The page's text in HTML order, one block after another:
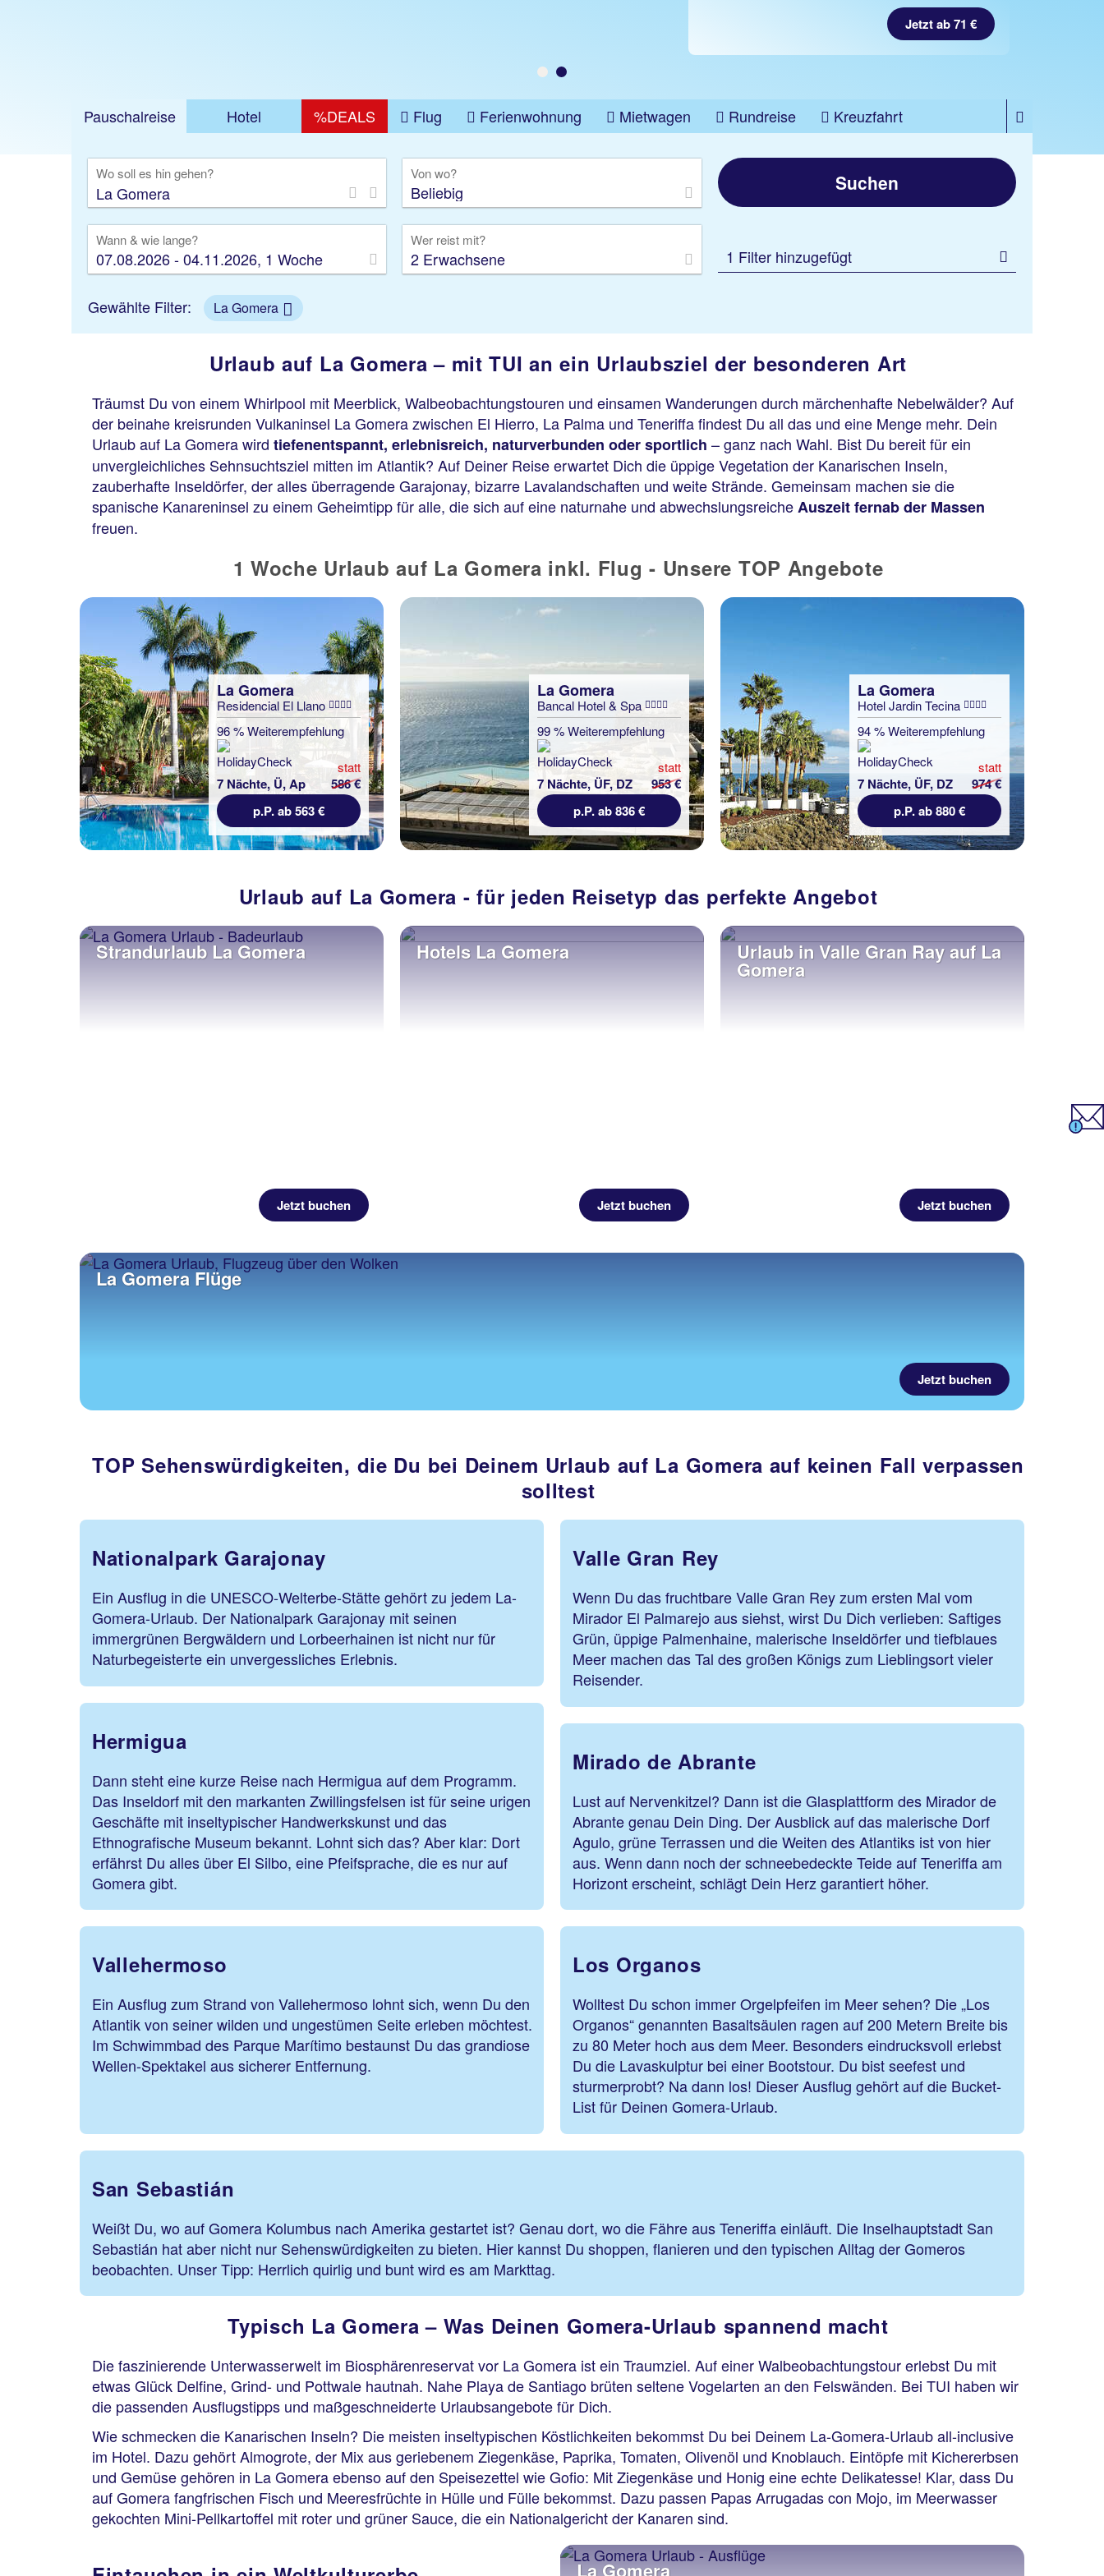
Jetzt ab 71 €
Pauschalreise Hotel %DEALS Flug Ferienwohnung Mietwagen Rundreise
Kreuzfahrt
Wo soll es hin gehen? Von wo?
Beliebig
Wann & wie lange?
07.08.2026 - 04.11.2026, 1 Woche
Wer reist mit?
2 Erwachsene
Suchen
1 Filter hinzugefügt
Gewählte Filter: La Gomera
Urlaub auf La Gomera – mit TUI an ein Urlaubsziel der besonderen Art
Träumst Du von einem Whirlpool mit Meerblick, Walbeobachtungstouren und einsamen Wanderungen durch märchenhafte Nebelwälder? Auf
der beinahe kreisrunden Vulkaninsel La Gomera zwischen El Hierro, La Palma und Teneriffa findest Du all das und eine Menge mehr. Dein
Urlaub auf La Gomera wird tiefenentspannt, erlebnisreich, naturverbunden oder sportlich – ganz nach Wahl. Bist Du bereit für ein
unvergleichliches Sehnsuchtsziel mitten im Atlantik? Auf Deiner Reise erwartet Dich die üppige Vegetation der Kanarischen Inseln,
zauberhafte Inseldörfer, der alles überragende Garajonay, bizarre Lavalandschaften und weite Strände. Gemeinsam machen sie die
spanische Kanareninsel zu einem Geheimtipp für alle, die sich auf eine naturnahe und abwechslungsreicheAuszeit fernab der Massen
freuen.
1 Woche Urlaub auf La Gomera inkl. Flug - Unsere TOP Angebote
La Gomera
Residencial El Llano
96 % Weiterempfehlung
7 Nächte, Ü, Ap
statt
586 €
p.P. ab 563 €
La Gomera
Bancal Hotel & Spa
99 % Weiterempfehlung
7 Nächte, ÜF, DZ
statt
953 €
p.P. ab 836 €
La Gomera
Hotel Jardin Tecina
94 % Weiterempfehlung
7 Nächte, ÜF, DZ
statt
974 €
p.P. ab 880 €
Urlaub auf La Gomera - für jeden Reisetyp das perfekte Angebot
Strandurlaub La Gomera
Jetzt buchen
Hotels La Gomera
Jetzt buchen
Urlaub in Valle Gran Ray auf La
Gomera
Jetzt buchen
La Gomera Flüge
Jetzt buchen
TOP Sehenswürdigkeiten, die Du bei Deinem Urlaub auf La Gomera auf keinen Fall verpassen
solltest
Nationalpark Garajonay
Ein Ausflug in die UNESCO-Welterbe-Stätte gehört zu jedem La-
Gomera-Urlaub. Der Nationalpark Garajonay mit seinen
immergrünen Bergwäldern und Lorbeerhainen ist nicht nur für
Naturbegeisterte ein unvergessliches Erlebnis.
Hermigua
Dann steht eine kurze Reise nach Hermigua auf dem Programm.
Das Inseldorf mit den markanten Zwillingsfelsen ist für seine urigen
Geschäfte mit inseltypischer Handwerkskunst und das
Ethnografische Museum bekannt. Lohnt sich das? Aber klar: Dort
erfährst Du alles über El Silbo, eine Pfeifsprache, die es nur auf
Gomera gibt.
Vallehermoso
Ein Ausflug zum Strand von Vallehermoso lohnt sich, wenn Du den
Atlantik von seiner wilden und ungestümen Seite erleben möchtest.
Im Schwimmbad des Parque Marítimo bestaunst Du das grandiose
Wellen-Spektakel aus sicherer Entfernung.
Valle Gran Rey
Wenn Du das fruchtbare Valle Gran Rey zum ersten Mal vom
Mirador El Palmarejo aus siehst, wirst Du Dich verlieben: Saftiges
Grün, üppige Palmenhaine, malerische Inseldörfer und tiefblaues
Meer machen das Tal des großen Königs zum Lieblingsort vieler
Reisender.
Mirado de Abrante
Lust auf Nervenkitzel? Dann ist die Glasplattform des Mirador de
Abrante genau Dein Ding. Der Ausblick auf das malerische Dorf
Agulo, grüne Terrassen und die Weiten des Atlantiks ist von hier
aus. Wenn dann noch der schneebedeckte Teide auf Teneriffa am
Horizont erscheint, schlägt Dein Herz garantiert höher.
Los Organos
Wolltest Du schon immer Orgelpfeifen im Meer sehen? Die „Los
Organos“ genannten Basaltsäulen ragen auf 200 Metern Breite bis
zu 80 Meter hoch aus dem Meer. Besonders eindrucksvoll erlebst
Du die Lavaskulptur bei einer Bootstour. Du bist seefest und
sturmerprobt? Na dann los! Dieser Ausflug gehört auf die Bucket-
List für Deinen Gomera-Urlaub.
San Sebastián
Weißt Du, wo auf Gomera Kolumbus nach Amerika gestartet ist? Genau dort, wo die Fähre aus Teneriffa einläuft. Die Inselhauptstadt San
Sebastián hat aber nicht nur Sehenswürdigkeiten zu bieten. Hier kannst Du shoppen, flanieren und den typischen Alltag der Gomeros
beobachten. Unser Tipp: Herrlich quirlig und bunt wird es am Markttag.
Typisch La Gomera – Was Deinen Gomera-Urlaub spannend macht
Die faszinierende Unterwasserwelt im Biosphärenreservat vor La Gomera ist ein Traumziel. Auf einer Walbeobachtungstour erlebst Du mit
etwas Glück Delfine, Grind- und Pottwale hautnah. Nahe Playa de Santiago brüten seltene Vogelarten an den Felswänden. Bei TUI haben wir
die passenden Ausflugstipps und maßgeschneiderte Urlaubsangebote für Dich.
Wie schmecken die Kanarischen Inseln? Die meisten inseltypischen Köstlichkeiten bekommst Du bei Deinem La-Gomera-Urlaub all-inclusive
im Hotel. Dazu gehört Almogrote, der Mix aus geriebenem Ziegenkäse, Paprika, Tomaten, Olivenöl und Knoblauch. Eintöpfe mit Kichererbsen
und Gemüse gehören in La Gomera ebenso auf den Speisezettel wie Gofio: Mit Ziegenkäse und Honig eine echte Delikatesse! Klar, dass Du
auf Gomera fangfrischen Fisch und Meeresfrüchte in Hülle und Fülle bekommst. Dazu passen Papas Arrugadas con Mojo, im Meerwasser
gekochten Mini-Pellkartoffel mit roter und grüner Sauce, die ein Nationalgericht der Kanaren sind.
La Gomera